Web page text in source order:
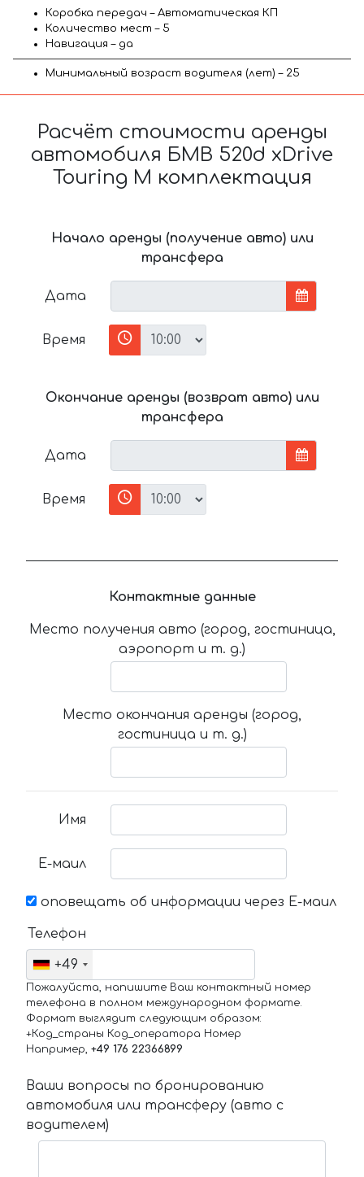
Коробка передач – Автоматическая КП
Количество мест – 5
Навигация – да
Минимальный возраст водителя (лет) – 25
Расчёт стоимости аренды
автомобиля БМВ 520d xDrive
Touring M комплектация
Начало аренды (получение авто) или
трансфера
Дата
Время
Окончание аренды (возврат авто) или
трансфера
Дата
Время
Контактные данные
Место получения авто (город, гостиница,
аэропорт и т. д.)
Место окончания аренды (город,
гостиница и т. д.)
Имя
Е-маил
оповещать об информации через Е-маил
Телефон
+49
Пожалуйста, напишите Ваш контактный номер
телефона в полном международном формате.
Формат выглядит следующим образом:
+Код_страны Код_оператора Номер
Например, +49 176 22366899
Ваши вопросы по бронированию
автомобиля или трансферу (авто с
водителем)